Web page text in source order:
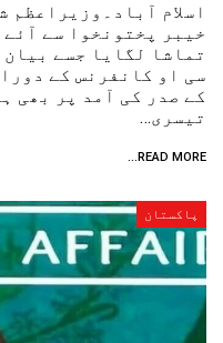
اسلام آباد۔وزیراعظم
خیبر پختونخوا سے آئے
تماشا لگایا جسے
سی او کانفرنس کے
کے صدر کی آمد پر بھی
تیسری…
READ MORE...
پاکستان